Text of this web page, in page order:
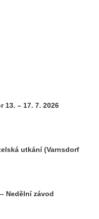
13. – 17. 7. 2026
utkání (Varnsdorf
Nedělní závod